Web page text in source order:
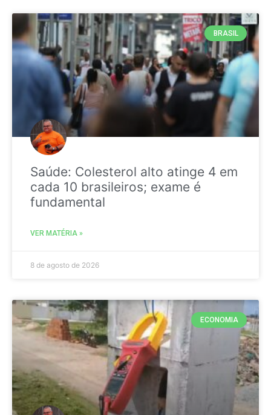
BRASIL
Saúde: Colesterol alto atinge 4 em
cada 10 brasileiros; exame é
fundamental
VER MATÉRIA »
8 de agosto de 2026
ECONOMIA